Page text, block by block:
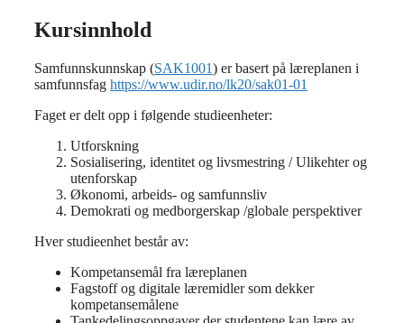
Kursinnhold
Samfunnskunnskap (SAK1001) er basert på læreplanen i
samfunnsfag https://www.udir.no/lk20/sak01-01
Faget er delt opp i følgende studieenheter:
Utforskning
Sosialisering, identitet og livsmestring / Ulikehter og
utenforskap
Økonomi, arbeids- og samfunnsliv
Demokrati og medborgerskap /globale perspektiver
Hver studieenhet består av:
Kompetansemål fra læreplanen
Fagstoff og digitale læremidler som dekker
kompetansemålene